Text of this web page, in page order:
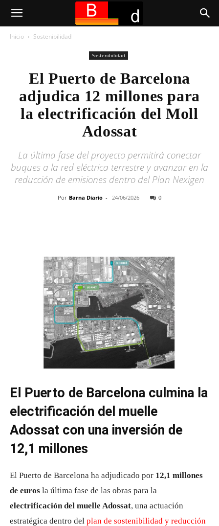
Inicio Sostenibilidad
Sostenibilidad
El Puerto de Barcelona
adjudica 12 millones para
la electrificación del Moll
Adossat
La última fase del proyecto permitirá conectar
buques a la red eléctrica terrestre y avanzar en la
reducción de emisiones dentro del Plan Nexigen
Por Barna Diario - 24/06/2026 0
El Puerto de Barcelona culmina la
electrificación del muelle
Adossat con una inversión de
12,1 millones
El Puerto de Barcelona ha adjudicado por 12,1 millones
de euros la última fase de las obras para la
electrificación del muelle Adossat, una actuación
estratégica dentro del plan de sostenibilidad y reducción